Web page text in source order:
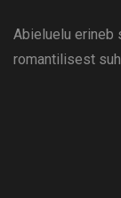
Abieluelu
romantilisest